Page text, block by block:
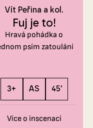
Vít Peřina a kol.
Fuj je to!
Hravá pohádka o
psím zatoulání
3+ AS 45'
Více o inscenaci